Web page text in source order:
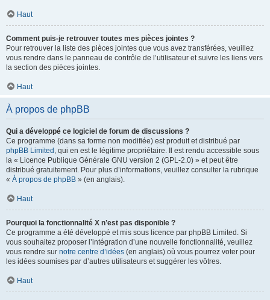
Haut
Comment puis-je retrouver toutes mes pièces jointes ?
Pour retrouver la liste des pièces jointes que vous avez transférées, veuillez
vous rendre dans le panneau de contrôle de l’utilisateur et suivre les liens vers
la section des pièces jointes.
Haut
À propos de phpBB
Qui a développé ce logiciel de forum de discussions ?
Ce programme (dans sa forme non modifiée) est produit et distribué par
phpBB Limited , qui en est le légitime propriétaire. Il est rendu accessible sous
la « Licence Publique Générale GNU version 2 (GPL-2.0) » et peut être
distribué gratuitement. Pour plus d’informations, veuillez consulter la rubrique
« À propos de phpBB » (en anglais).
Haut
Pourquoi la fonctionnalité X n’est pas disponible ?
Ce programme a été développé et mis sous licence par phpBB Limited. Si
vous souhaitez proposer l’intégration d’une nouvelle fonctionnalité, veuillez
vous rendre sur notre centre d’idées (en anglais) où vous pourrez voter pour
les idées soumises par d’autres utilisateurs et suggérer les vôtres.
Haut